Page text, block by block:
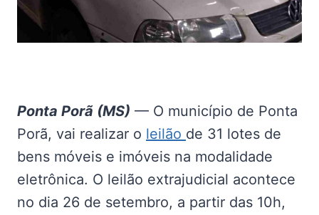
Ponta Porã (MS) — O município de Ponta
Porã, vai realizar o leilão de 31 lotes de
bens móveis e imóveis na modalidade
eletrônica. O leilão extrajudicial acontece
no dia 26 de setembro, a partir das 10h,